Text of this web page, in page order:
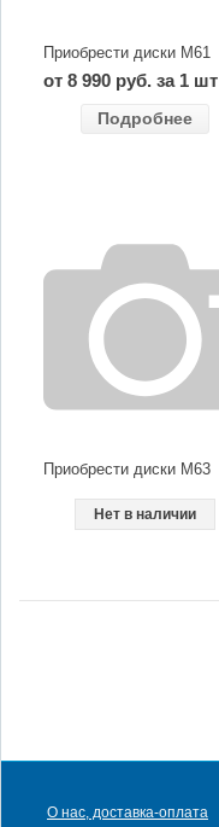
Приобрести диски M61
от 8 990 руб. за 1 шт
Подробнее
Приобрести диски M63
Нет в наличии
О нас, доставка-оплата